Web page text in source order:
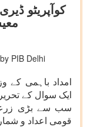
کوآپریٹو
by PIB Delhi
امداد باہمی کے
ایک سوال کے
سب سے بڑی